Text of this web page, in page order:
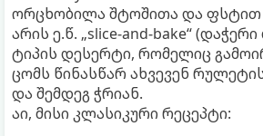
ორცხობილა შტოშითა და ფსტით
არის ე.წ. „slice-and-bake“
ტიპის დესერტი, რომელიც
ცომს წინასწარ ახვევენ
და შემდეგ ჭრიან.
აი, მისი კლასიკური რეცეპტი: